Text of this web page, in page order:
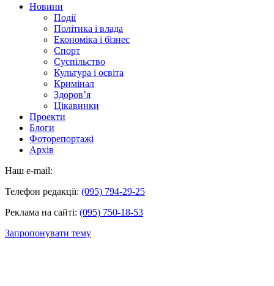
Новини
Події
Політика і влада
Економіка і бізнес
Спорт
Суспільство
Культура і освіта
Кримінал
Здоров’я
Цікавинки
Проекти
Блоги
Фоторепортажі
Архів
Наш e-mail:
Телефон редакції: (095) 794-29-25
Реклама на сайті: (095) 750-18-53
Запропонувати тему